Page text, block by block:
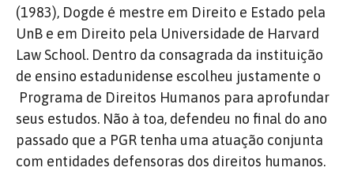
(1983), Dogde é mestre em Direito e Estado pela
UnB e em Direito pela Universidade de Harvard
Law School. Dentro da consagrada da instituição
de ensino estadunidense escolheu justamente o
Programa de Direitos Humanos para aprofundar
seus estudos. Não à toa, defendeu no final do ano
passado que a PGR tenha uma atuação conjunta
com entidades defensoras dos direitos humanos.